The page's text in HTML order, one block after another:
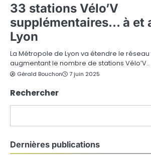
33 stations Vélo’V
supplémentaires… à et
Lyon
La Métropole de Lyon va étendre le
augmentant le nombre de stations Vélo’V..
Gérald Bouchon 7 juin 2025
Rechercher
Dernières publications